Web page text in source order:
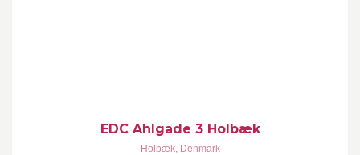
EDC Ahlgade 3 Holbæk
Holbæk, Denmark